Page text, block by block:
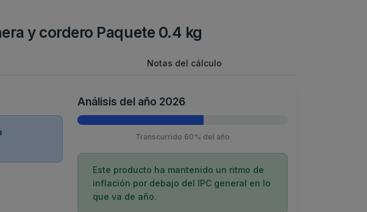
y cordero Paquete 0.4 kg
Notas del cálculo
Análisis del año 2026
Transcurrido 60% del año
Este producto ha mantenido un ritmo de
inflación por debajo del IPC general en lo
que va de año.